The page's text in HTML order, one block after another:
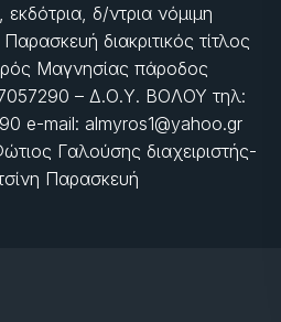
εκδότρια, δ/ντρια νόμιμη
διακριτικός τίτλος
Μαγνησίας πάροδος
– Δ.Ο.Υ. ΒΟΛΟΥ τηλ:
e-mail: almyros1@yahoo.gr
Γαλούσης διαχειριστής-
Παρασκευή